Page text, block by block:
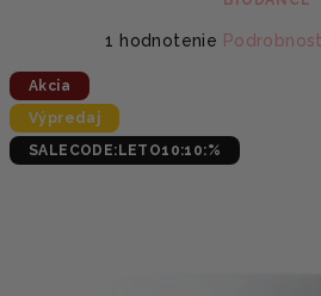
Priemerné
je
5,0
z
1 hodnotenie
Akcia
Výpredaj
SALECODE:LETO10:10:%